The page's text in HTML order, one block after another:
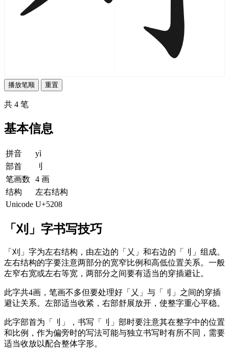
播放笔顺 重置
共 4 笔
基本信息
拼音
yì
部首
刂
笔画数
4 画
结构
左右结构
Unicode U+5208
「刈」字书写技巧
「刈」字为左右结构，由左边的「乂」和右边的「刂」组成。
左右结构的字要注意两部分的宽窄比例和高低位置关系。一般
左窄右宽或左右等宽，两部分之间要有适当的穿插避让。
此字共4画，笔画不多但要处理好「乂」与「刂」之间的穿插
避让关系。左部适当收紧，右部舒展放开，使整字重心平稳。
此字部首为「刂」，书写「刂」部时要注意其在整字中的位置
和比例，作为偏旁时的写法可能与独立书写时有所不同，需要
适当收放以配合整体字形。